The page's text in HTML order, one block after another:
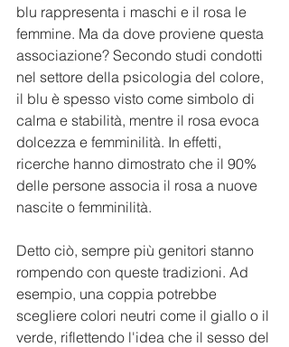
blu rappresenta i maschi e il rosa le
femmine. Ma da dove proviene questa
associazione? Secondo studi condotti
nel settore della psicologia del colore,
il blu è spesso visto come simbolo di
calma e stabilità, mentre il rosa evoca
dolcezza e femminilità. In effetti,
ricerche hanno dimostrato che il 90%
delle persone associa il rosa a nuove
nascite o femminilità.
Detto ciò, sempre più genitori stanno
rompendo con queste tradizioni. Ad
esempio, una coppia potrebbe
scegliere colori neutri come il giallo o il
verde, riflettendo l'idea che il sesso del